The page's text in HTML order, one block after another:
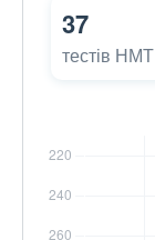
37
тестів НМТ